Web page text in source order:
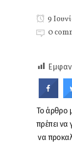
9
0
Το άρθρο
πρέπει να
να